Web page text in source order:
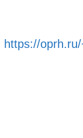
https://